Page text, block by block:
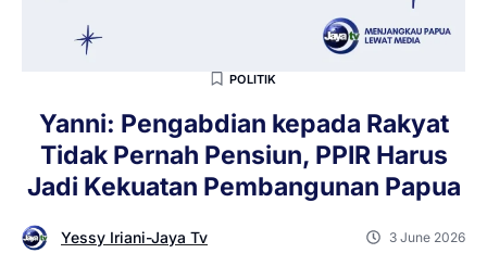
POLITIK
Yanni: Pengabdian kepada Rakyat
Tidak Pernah Pensiun, PPIR Harus
Jadi Kekuatan Pembangunan Papua
Yessy Iriani-Jaya Tv 3 June 2026